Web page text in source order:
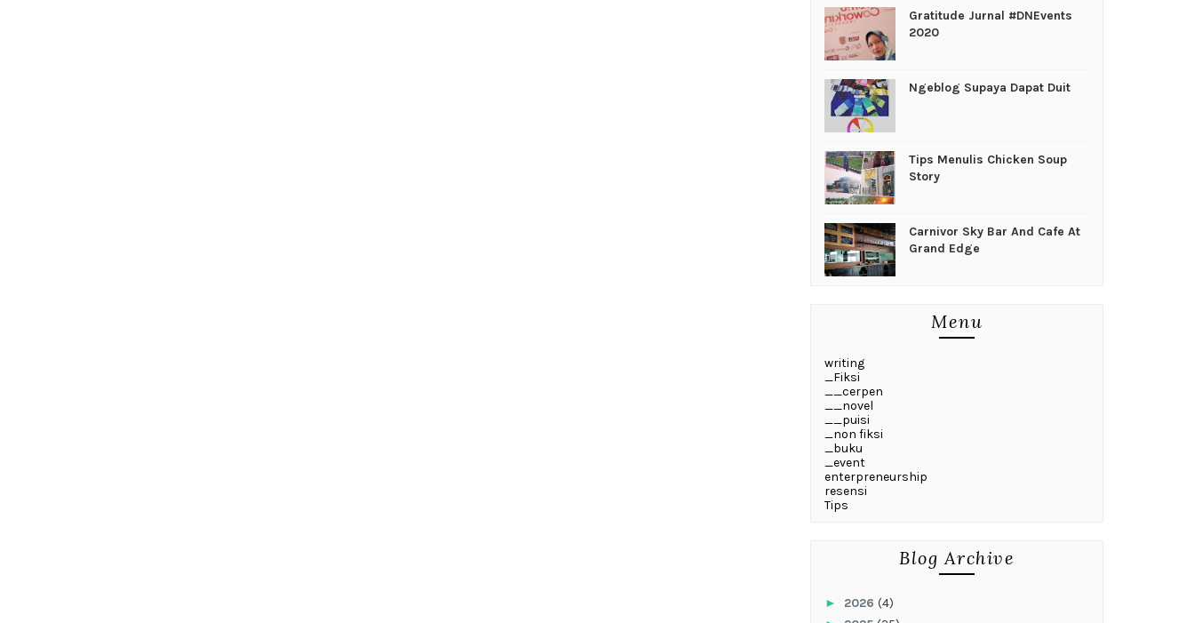
Gratitude Jurnal #DNEvents
2020
Ngeblog Supaya Dapat Duit
Tips Menulis Chicken Soup
Story
Carnivor Sky Bar And Cafe At
Grand Edge
Menu
writing
_Fiksi
__cerpen
__novel
__puisi
_non fiksi
_buku
_event
enterpreneurship
resensi
Tips
Blog Archive
► 2026 (4)